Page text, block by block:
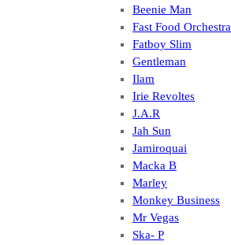
Beenie Man
Fast Food Orchestra
Fatboy Slim
Gentleman
Ilam
Irie Revoltes
J.A.R
Jah Sun
Jamiroquai
Macka B
Marley
Monkey Business
Mr Vegas
Ska- P